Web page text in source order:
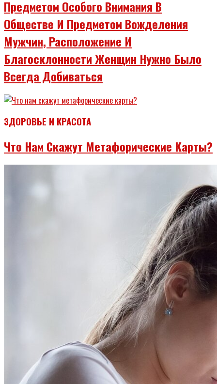
Предметом Особого Внимания В
Обществе И Предметом Вожделения
Мужчин, Расположение И
Благосклонности Женщин Нужно Было
Всегда Добиваться
ЗДОРОВЬЕ И КРАСОТА
Что Нам Скажут Метафорические Карты?